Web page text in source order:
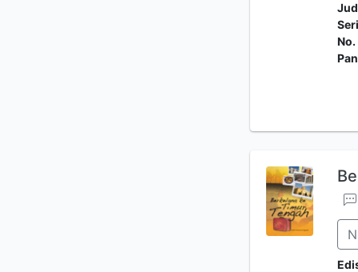
No.